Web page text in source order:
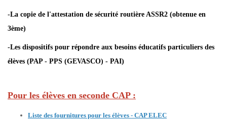
-La copie de l'attestation de sécurité routière ASSR2 (obtenue en
3ème)
-Les dispositifs pour répondre aux besoins éducatifs particuliers des
élèves (PAP - PPS (GEVASCO) - PAI)
Pour les élèves en seconde CAP :
Liste des fournitures pour les élèves - CAP ELEC